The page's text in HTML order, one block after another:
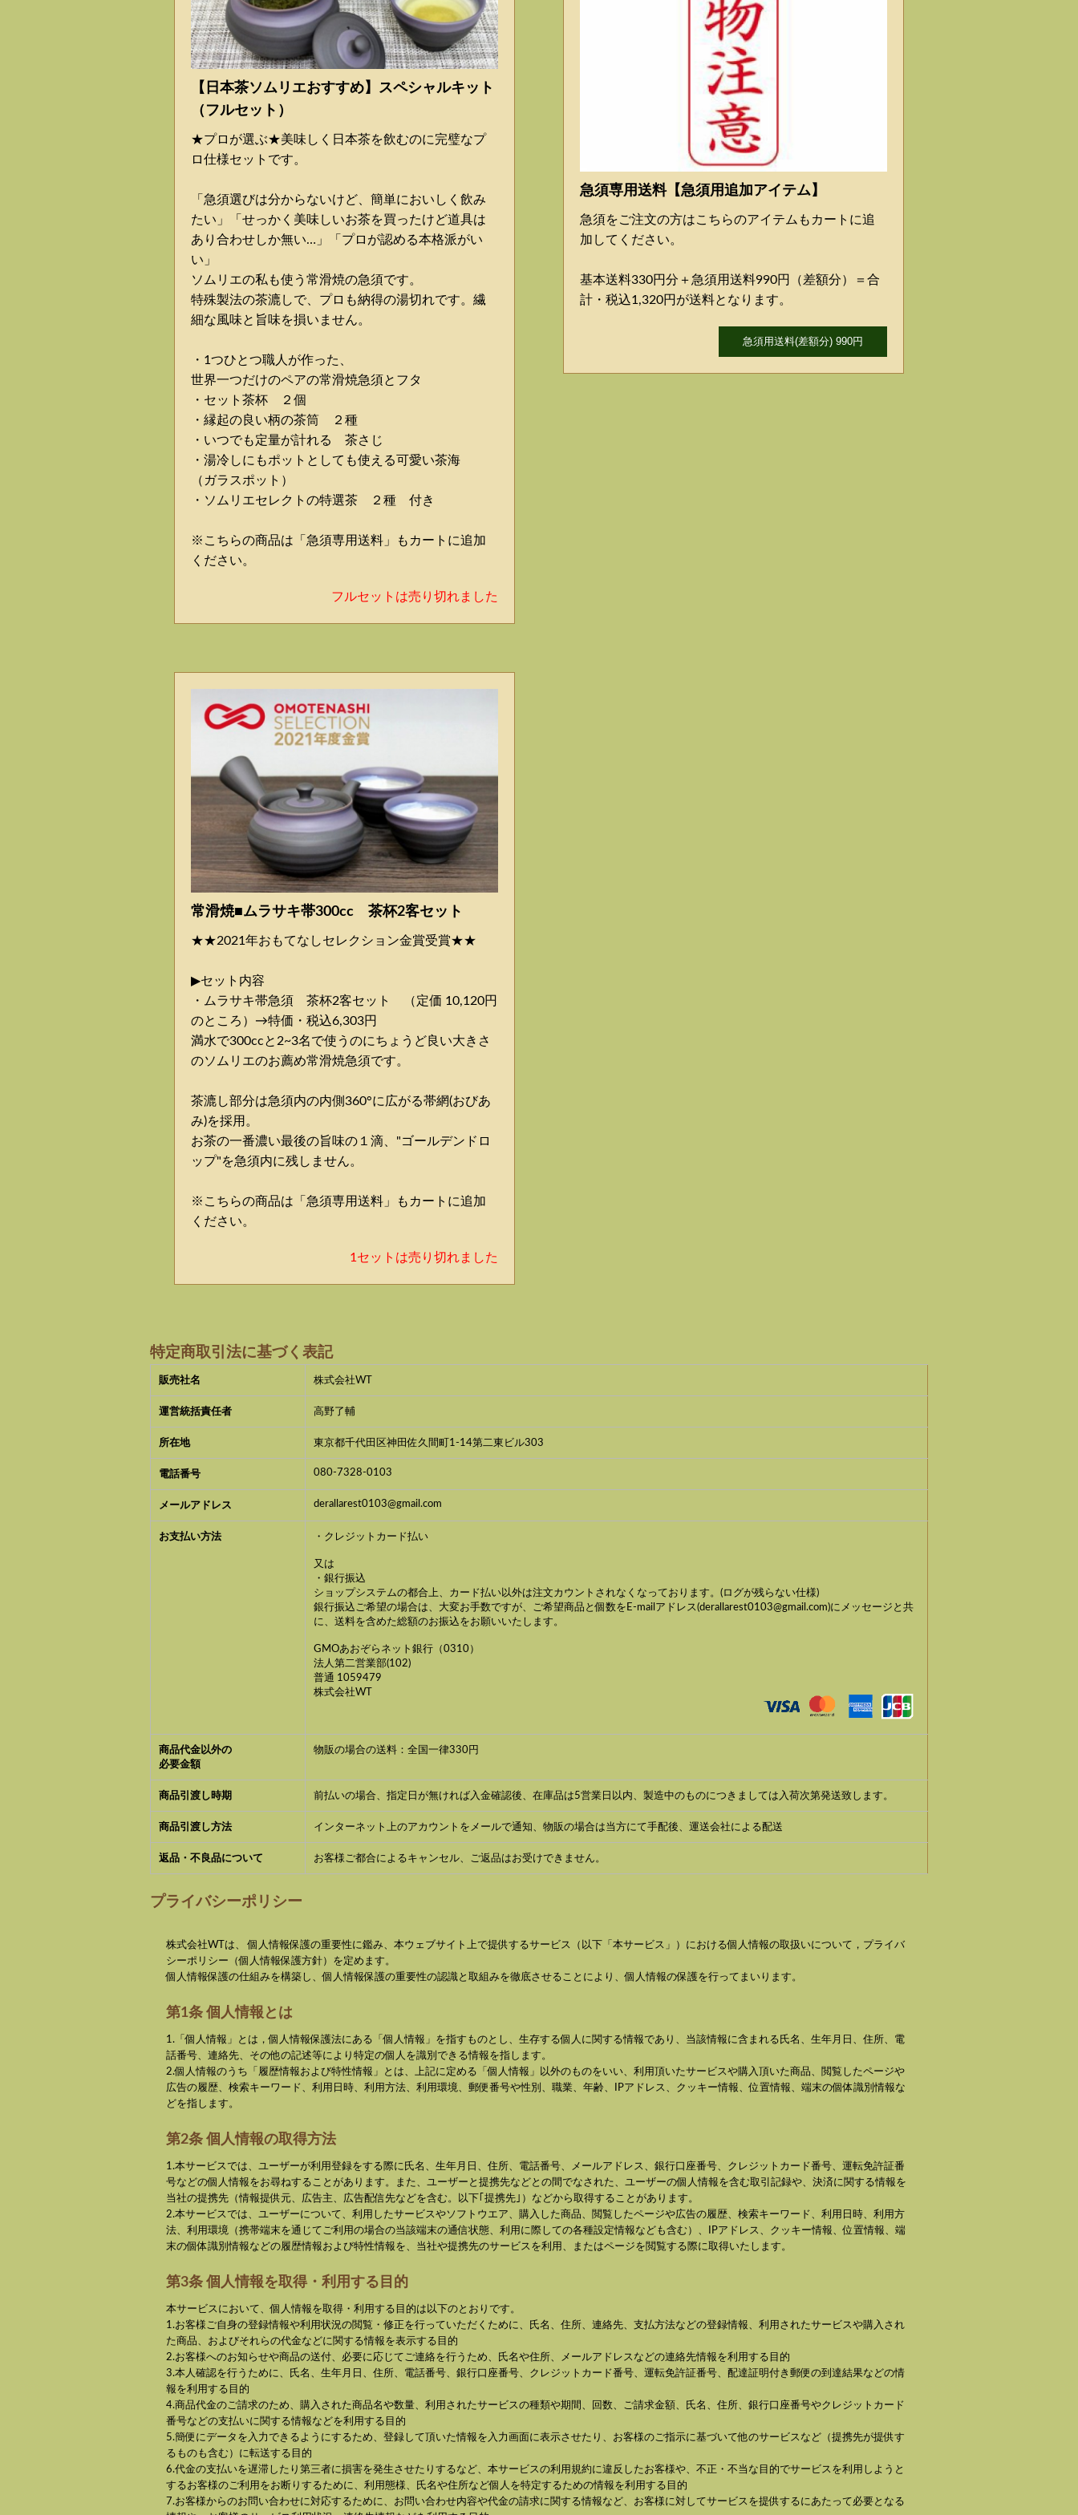
【日本茶ソムリエおすすめ】スペシャルキット
（フルセット）
★プロが選ぶ★美味しく日本茶を飲むのに完璧なプ
ロ仕様セットです。
「急須選びは分からないけど、簡単においしく飲み
たい」「せっかく美味しいお茶を買ったけど道具は
あり合わせしか無い…」「プロが認める本格派がい
い」
ソムリエの私も使う常滑焼の急須です。
特殊製法の茶漉しで、プロも納得の湯切れです。繊
細な風味と旨味を損いません。
・1つひとつ職人が作った、
世界一つだけのペアの常滑焼急須とフタ
・セット茶杯 ２個
・縁起の良い柄の茶筒 ２種
・いつでも定量が計れる 茶さじ
・湯冷しにもポットとしても使える可愛い茶海
（ガラスポット）
・ソムリエセレクトの特選茶 ２種 付き
※こちらの商品は「急須専用送料」もカートに追加
ください。
フルセットは売り切れました
急須専用送料【急須用追加アイテム】
急須をご注文の方はこちらのアイテムもカートに追
加してください。
基本送料330円分＋急須用送料990円（差額分）＝合
計・税込1,320円が送料となります。
急須用送料(差額分) 990円
常滑焼■ムラサキ帯300cc 茶杯2客セット
★★2021年おもてなしセレクション金賞受賞★★
▶︎セット内容
・ムラサキ帯急須 茶杯2客セット （定価 10,120円
のところ）→特価・税込6,303円
満水で300ccと2~3名で使うのにちょうど良い大きさ
のソムリエのお薦め常滑焼急須です。
茶漉し部分は急須内の内側360°に広がる帯網(おびあ
み)を採用。
お茶の一番濃い最後の旨味の１滴、"ゴールデンドロ
ップ"を急須内に残しません。
※こちらの商品は「急須専用送料」もカートに追加
ください。
1セットは売り切れました
特定商取引法に基づく表記
販売社名 株式会社WT
運営統括責任者 高野了輔
所在地 東京都千代田区神田佐久間町1-14第二東ビル303
電話番号 080-7328-0103
メールアドレス derallarest0103@gmail.com
お支払い方法 ・クレジットカード払い
又は
・銀行振込
ショップシステムの都合上、カード払い以外は注文カウントされなくなっております。(ログが残らない仕様)
銀行振込ご希望の場合は、大変お手数ですが、ご希望商品と個数をE-mailアドレス(derallarest0103@gmail.com)にメッセージと共
に、送料を含めた総額のお振込をお願いいたします。
GMOあおぞらネット銀行（0310）
法人第二営業部(102)
普通 1059479
株式会社WT
商品代金以外の
必要金額
物販の場合の送料：全国一律330円
商品引渡し時期 前払いの場合、指定日が無ければ入金確認後、在庫品は5営業日以内、製造中のものにつきましては入荷次第発送致します。
商品引渡し方法 インターネット上のアカウントをメールで通知、物販の場合は当方にて手配後、運送会社による配送
返品・不良品について お客様ご都合によるキャンセル、ご返品はお受けできません。
プライバシーポリシー
株式会社WT は、 個人情報保護の重要性に鑑み、本ウェブサイト上で提供するサービス（以下「本サービス」）における個人情報の取扱いについて，プライバ
シーポリシー（個人情報保護方針）を定めます。
個人情報保護の仕組みを構築し、個人情報保護の重要性の認識と取組みを徹底させることにより、個人情報の保護を行ってまいります。
第1条 個人情報とは
1.「個人情報」とは，個人情報保護法にある「個人情報」を指すものとし、生存する個人に関する情報であり、当該情報に含まれる氏名、生年月日、住所、電
話番号、連絡先、その他の記述等により特定の個人を識別できる情報を指します。
2.個人情報のうち「履歴情報および特性情報」とは、上記に定める「個人情報」以外のものをいい、利用頂いたサービスや購入頂いた商品、閲覧したページや
広告の履歴、検索キーワード、利用日時、利用方法、利用環境、郵便番号や性別、職業、年齢、IPアドレス、クッキー情報、位置情報、端末の個体識別情報な
どを指します。
第2条 個人情報の取得方法
1.本サービスでは、ユーザーが利用登録をする際に氏名、生年月日、住所、電話番号、メールアドレス、銀行口座番号、クレジットカード番号、運転免許証番
号などの個人情報をお尋ねすることがあります。また、ユーザーと提携先などとの間でなされた、ユーザーの個人情報を含む取引記録や、決済に関する情報を
当社の提携先（情報提供元、広告主、広告配信先などを含む。以下｢提携先｣）などから取得することがあります。
2.本サービスでは、ユーザーについて、利用したサービスやソフトウエア、購入した商品、閲覧したページや広告の履歴、検索キーワード、利用日時、利用方
法、利用環境（携帯端末を通じてご利用の場合の当該端末の通信状態、利用に際しての各種設定情報なども含む）、IPアドレス、クッキー情報、位置情報、端
末の個体識別情報などの履歴情報および特性情報を、当社や提携先のサービスを利用、またはページを閲覧する際に取得いたします。
第3条 個人情報を取得・利用する目的
本サービスにおいて、個人情報を取得・利用する目的は以下のとおりです。
1.お客様ご自身の登録情報や利用状況の閲覧・修正を行っていただくために、氏名、住所、連絡先、支払方法などの登録情報、利用されたサービスや購入され
た商品、およびそれらの代金などに関する情報を表示する目的
2.お客様へのお知らせや商品の送付、必要に応じてご連絡を行うため、氏名や住所、メールアドレスなどの連絡先情報を利用する目的
3.本人確認を行うために、氏名、生年月日、住所、電話番号、銀行口座番号、クレジットカード番号、運転免許証番号、配達証明付き郵便の到達結果などの情
報を利用する目的
4.商品代金のご請求のため、購入された商品名や数量、利用されたサービスの種類や期間、回数、ご請求金額、氏名、住所、銀行口座番号やクレジットカード
番号などの支払いに関する情報などを利用する目的
5.簡便にデータを入力できるようにするため、登録して頂いた情報を入力画面に表示させたり、お客様のご指示に基づいて他のサービスなど（提携先が提供す
るものも含む）に転送する目的
6.代金の支払いを遅滞したり第三者に損害を発生させたりするなど、本サービスの利用規約に違反したお客様や、不正・不当な目的でサービスを利用しようと
するお客様のご利用をお断りするために、利用態様、氏名や住所など個人を特定するための情報を利用する目的
7.お客様からのお問い合わせに対応するために、お問い合わせ内容や代金の請求に関する情報など、お客様に対してサービスを提供するにあたって必要となる